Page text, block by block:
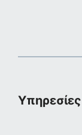
Υπηρεσίες